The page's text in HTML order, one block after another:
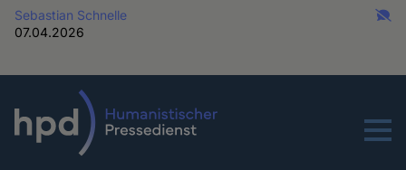
Sebastian Schnelle
07.04.2026
Menu